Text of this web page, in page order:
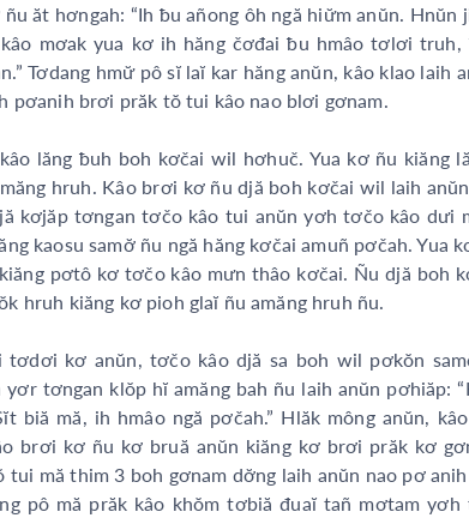
ñu ăt hơngah: “Ih ƀu añong ôh ngă hiư̆m anŭn.
mơak yua kơ ih hăng čơđai ƀu hmâo tơlơi
Tơdang hmư̆ pô sĭ laĭ kar hăng anŭn, kâo klao laih
pơanih brơi prăk tŏ tui kâo nao blơi gơnam.
lăng ƀuh boh kơčai wil hơhuč. Yua kơ ñu kiăng
hruh. Kâo brơi kơ ñu djă boh kơčai wil laih
kơjăp tơngan tơčo kâo tui anŭn yơh tơčo kâo dưi
kaosu samơ̆ ñu ngă hăng kơčai amuñ pơčah. Yua
pơtô kơ tơčo kâo mưn thâo kơčai. Ñu djă boh
hruh kiăng kơ pioh glaĭ ñu amăng hruh ñu.
tơdơi kơ anŭn, tơčo kâo djă sa boh wil pơkŏn
yơr tơngan klŏp hĭ amăng bah ñu laih anŭn pơhiăp:
biă mă, ih hmâo ngă pơčah.” Hlăk mông anŭn,
brơi kơ ñu kơ bruă anŭn kiăng kơ brơi prăk kơ
tui mă thim 3 boh gơnam dơ̆ng laih anŭn nao pơ
pô mă prăk kâo khŏm tơbiă đuaĭ tañ mơtam